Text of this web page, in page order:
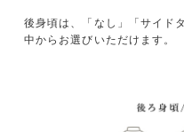
後身頃は、「なし」「サイド
中からお選びいただけます。